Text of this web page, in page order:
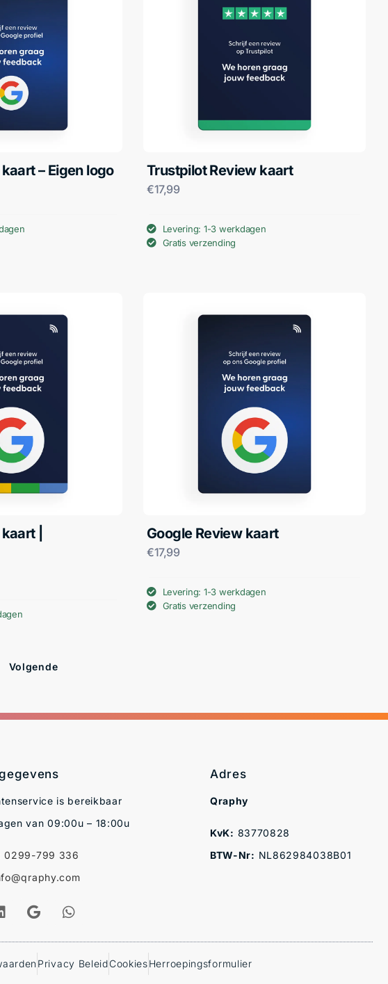
– Eigen logo Trustpilot Review kaart
€17,99
Levering: 1-3 werkdagen
Gratis verzending
|
Google Review kaart
€17,99
Levering: 1-3 werkdagen
Gratis verzending
Volgende
is bereikbaar
van 09:00u – 18:00u
0299-799 336
Adres
Qraphy
KvK: 83770828
BTW-Nr: NL862984038B01
Privacy BeleidCookiesHerroepingsformulier